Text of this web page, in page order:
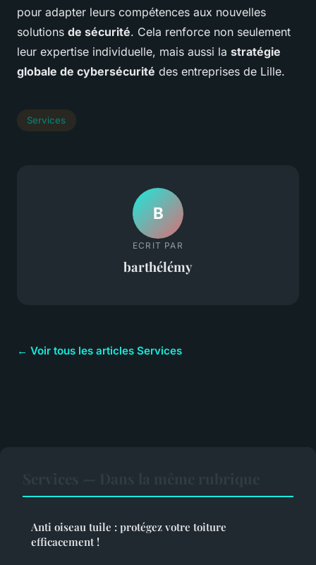
pour adapter leurs compétences aux nouvelles
solutions de sécurité. Cela renforce non seulement
leur expertise individuelle, mais aussi la stratégie
globale de cybersécurité des entreprises de Lille.
Services
B
ECRIT PAR
barthélémy
← Voir tous les articles Services
Anti oiseau tuile : protégez votre toiture
efficacement !